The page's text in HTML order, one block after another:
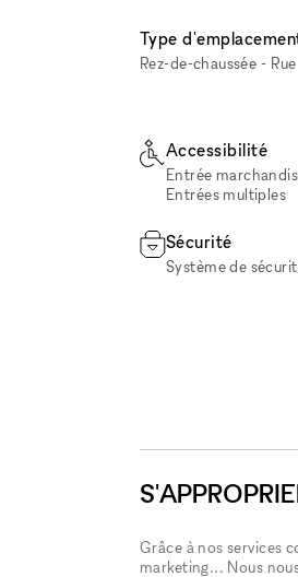
Type
Rez-de-chaussée - Rue
Accessibilité
Entrée
Entrées multiples
Sécurité
Système de
Grâce à nos services
marketing... Nous